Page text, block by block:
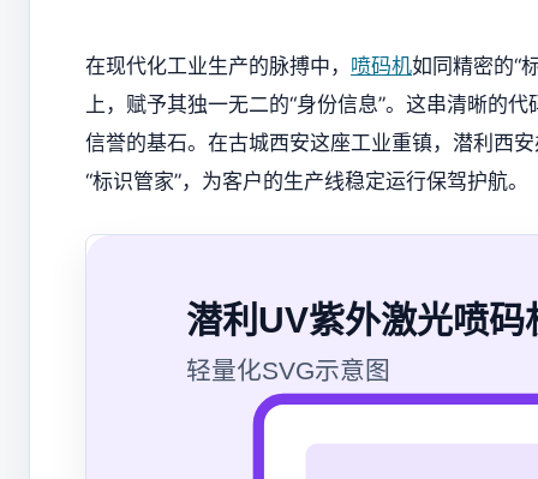
在现代化工业生产的脉搏中， 喷码机如同精密的“
上，赋予其独一无二的“身份信息”。这串清晰的
信誉的基石。在古城西安这座工业重镇，潜利西
“标识管家”，为客户的生产线稳定运行保驾护航。
潜利UV紫外激光喷码
轻量化SVG示意图